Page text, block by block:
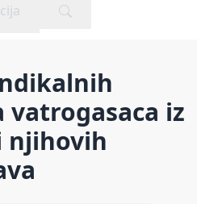
iz
njihovih